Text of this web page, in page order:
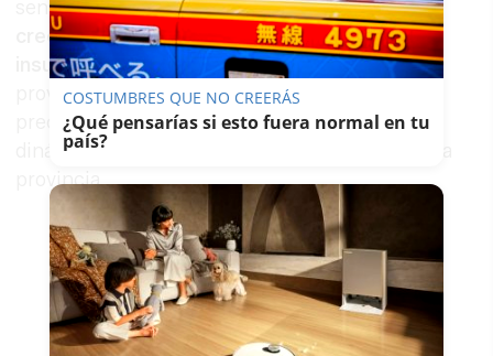
sencilla de resumir: existe unademanda
creciente frente a una oferta claramente
insuficiente. Esa descompensación está
provocando un incremento continuado de los
precios tanto en venta como en alquiler, una
dinámica que se repite prácticamente en toda la
provincia.
COSTUMBRES QUE NO CREERÁS
¿Qué pensarías si esto fuera normal en tu
país?